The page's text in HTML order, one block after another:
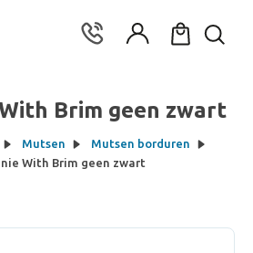
Brim geen zwart
Mutsen
Mutsen borduren
With Brim geen zwart